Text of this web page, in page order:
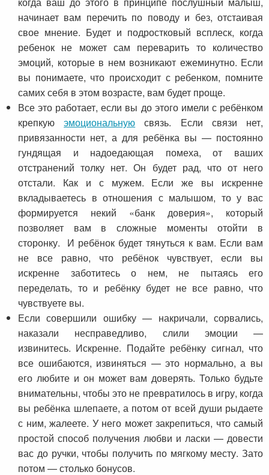
начинает вам перечить по поводу и без, отстаивая
свое мнение. Будет и подростковый всплеск, когда
ребенок не может сам переварить то количество
эмоций, которые в нем возникают ежеминутно. Если
вы понимаете, что происходит с ребенком, помните
самих себя в этом возрасте, вам будет проще.
Все это работает, если вы до этого имели с ребёнком
крепкуюэмоциональную связь. Если связи нет,
привязанности нет, а для ребёнка вы — постоянно
гундящая и надоедающая помеха, от ваших
отстранений толку нет. Он будет рад, что от него
отстали. Как и с мужем. Если же вы искренне
вкладываетесь в отношения с малышом, то у вас
формируется некий «банк доверия», который
позволяет вам в сложные моменты отойти в
сторонку. И ребёнок будет тянуться к вам. Если вам
не все равно, что ребёнок чувствует, если вы
искренне заботитесь о нем, не пытаясь его
переделать, то и ребёнку будет не все равно, что
чувствуете вы.
Если совершили ошибку — накричали, сорвались,
наказали несправедливо, слили эмоции —
извинитесь. Искренне. Подайте ребёнку сигнал, что
все ошибаются, извиняться — это нормально, а вы
его любите и он может вам доверять. Только будьте
внимательны, чтобы это не превратилось в игру, когда
вы ребёнка шлепаете, а потом от всей души рыдаете
с ним, жалеете. У него может закрепиться, что самый
простой способ получения любви и ласки — довести
вас до ручки, чтобы получить по мягкому месту. Зато
потом — столько бонусов.